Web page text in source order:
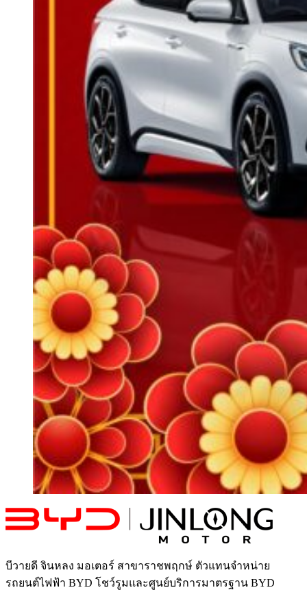
บีวายดี จินหลง มอเตอร์ สาขาราชพฤกษ์ ตัวแทนจำหน่าย
รถยนต์ไฟฟ้า BYD โชว์รูมและศูนย์บริการมาตรฐาน BYD